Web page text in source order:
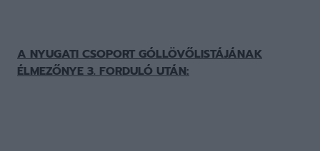
A NYUGATI CSOPORT GÓLLÖVŐLISTÁJÁNAK
ÉLMEZŐNYE 3. FORDULÓ UTÁN: